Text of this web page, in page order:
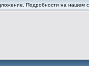
Подробности на нашем